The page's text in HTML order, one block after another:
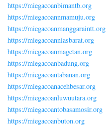
https://miegacoanbimantb.org
https://miegacoannmamuju.org
https://miegacoanmanggaraintt.org
https://miegacoanniasbarat.org
https://miegacoanmagetan.org
https://miegacoanbadung.org
https://miegacoantabanan.org
https://miegacoanacehbesar.org
https://miegacoanluwuutara.org
https://miegacoantobasamosir.org
https://miegacoanbuton.org